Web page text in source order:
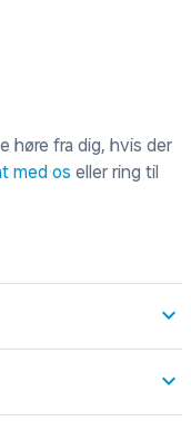
høre fra dig, hvis der
med os eller ring til